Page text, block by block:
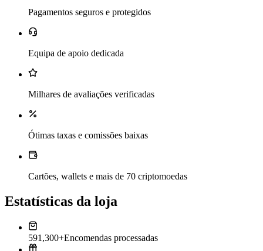
Pagamentos seguros e protegidos
Equipa de apoio dedicada
Milhares de avaliações verificadas
Ótimas taxas e comissões baixas
Cartões, wallets e mais de 70 criptomoedas
Estatísticas da loja
591,300+Encomendas processadas